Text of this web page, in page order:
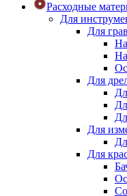
Расходные
Для
Для
Для
Для
Для